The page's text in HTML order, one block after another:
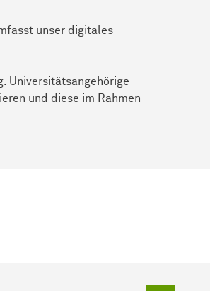
unser digitales
Universitätsangehörige
und diese im Rahmen